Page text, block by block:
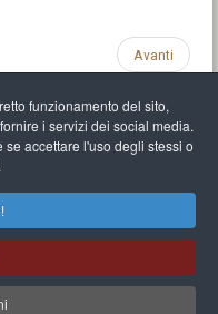
funzionamento del sito,
i servizi dei social media.
se accettare l'uso degli stessi o
Avanti
Saint-Mandrier-sur-Mer,Provence-
France